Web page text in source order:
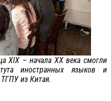
XIX – начала XX века смогли
иностранных языков и
из Китая.